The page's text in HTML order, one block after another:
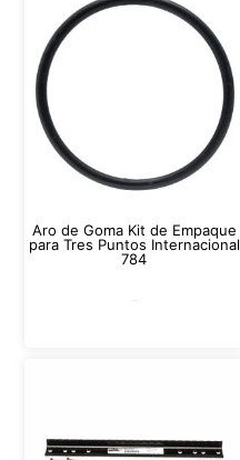
Aro de Goma Kit de Empaque
para Tres Puntos Internacional
784